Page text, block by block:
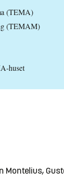
(TEMA)
(TEMAM)
huset
Montelius,